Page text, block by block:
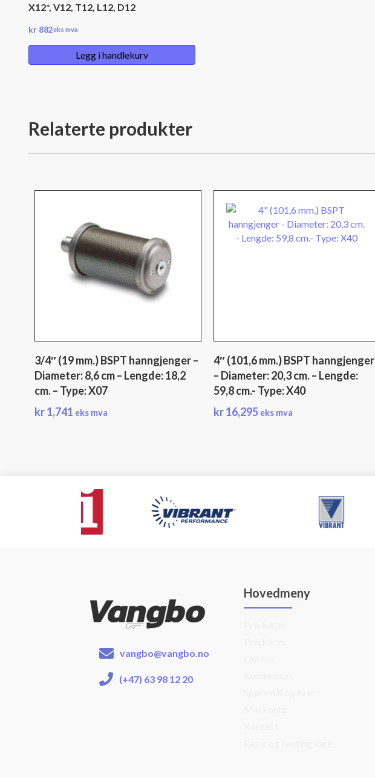
X12*, V12, T12, L12, D12
kr 882eks mva
Legg i handlekurv
Relaterte produkter
3/4″ (19 mm.) BSPT hanngjenger –
Diameter: 8,6 cm – Lengde: 18,2
cm. – Type: X07
kr1,741 eks mva
4″ (101,6 mm.) BSPT hanngjenger
– Diameter: 20,3 cm. – Lengde:
59,8 cm.- Type: X40
kr16,295 eks mva
vangbo@vangbo.no
(+47) 63 98 12 20
Hovedmeny